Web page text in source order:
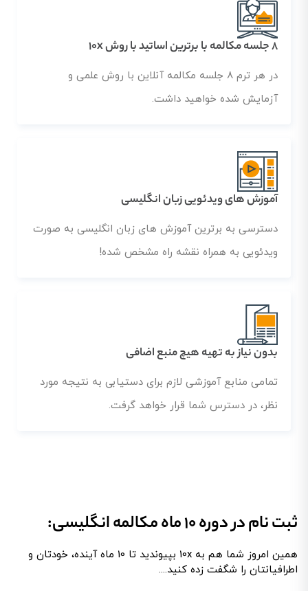
8 جلسه مکالمه با برترین اساتید با روش 10x
در هر ترم 8 جلسه مکالمه آنلاین با روش علمی و
آزمایش شده خواهید داشت.
آموزش های ویدئویی زبان انگلیسی
دسترسی به برترین آموزش های زبان انگلیسی به صورت
ویدئویی به همراه نقشه راه مشخص شده!
بدون نیاز به تهیه هیچ منبع اضافی
تمامی منابع آموزشی لازم برای دستیابی به نتیجه مورد
نظر، در دسترس شما قرار خواهد گرفت.
ثبت نام در دوره 10 ماه مکالمه انگلیسی:
همین امروز شما هم به 10x بپیوندید تا 10 ماه آینده، خودتان و
اطرافیانتان را شگفت زده کنید....